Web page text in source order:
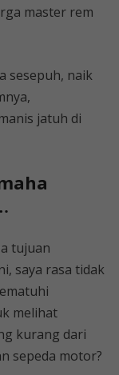
master rem
sesepuh, naik
jatuh di
tujuan
saya rasa tidak
melihat
kurang dari
sepeda motor?